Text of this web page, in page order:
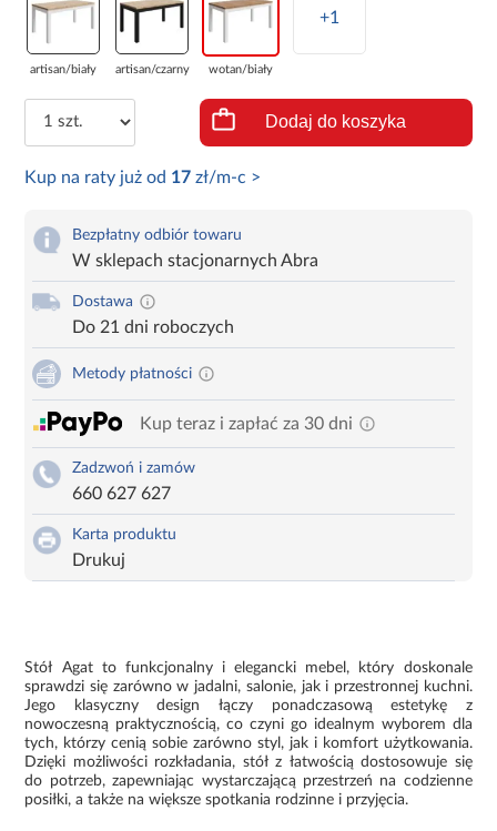
artisan/biały artisan/czarny wotan/biały
+1
Dodaj do koszyka
Kup na raty już od 17 zł/m-c >
Bezpłatny odbiór towaru
W sklepach stacjonarnych Abra
Dostawa
Do 21 dni roboczych
Metody płatności
Kup teraz i zapłać za 30 dni
Zadzwoń i zamów
660 627 627
Karta produktu
Drukuj
Stół Agat to funkcjonalny i elegancki mebel, który doskonale
sprawdzi się zarówno w jadalni, salonie, jak i przestronnej kuchni.
Jego klasyczny design łączy ponadczasową estetykę z
nowoczesną praktycznością, co czyni go idealnym wyborem dla
tych, którzy cenią sobie zarówno styl, jak i komfort użytkowania.
Dzięki możliwości rozkładania, stół z łatwością dostosowuje się
do potrzeb, zapewniając wystarczającą przestrzeń na codzienne
posiłki, a także na większe spotkania rodzinne i przyjęcia.